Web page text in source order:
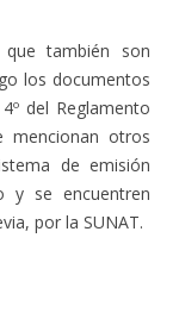
también son
los documentos
del Reglamento
mencionan otros
de emisión
y se encuentren
por la SUNAT.